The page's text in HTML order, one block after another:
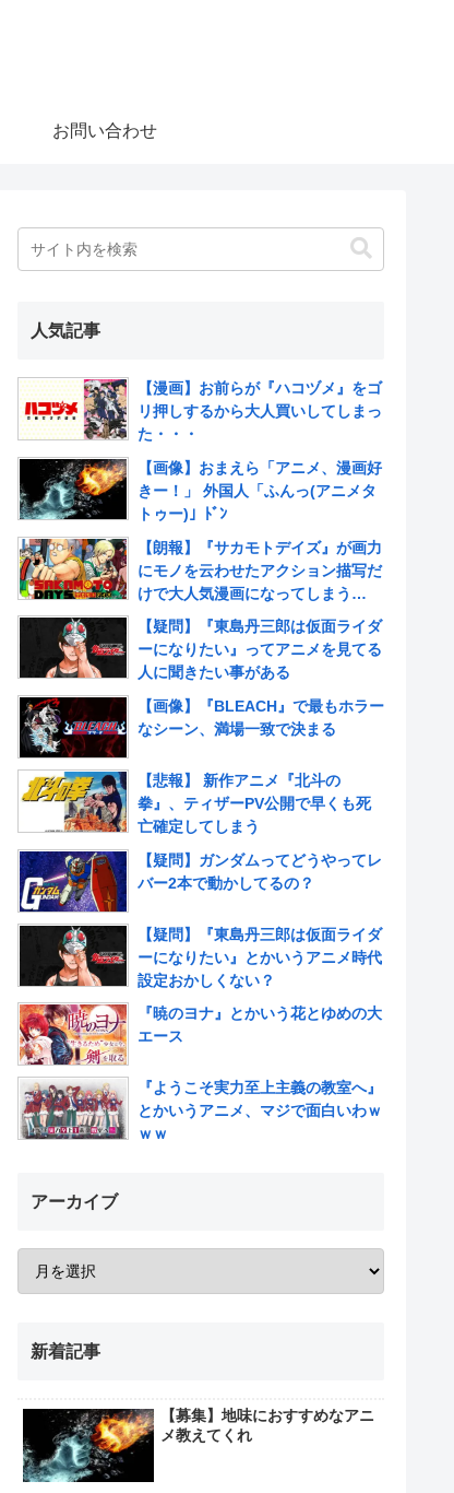
お問い合わせ
人気記事
【漫画】お前らが『ハコヅメ』をゴ
リ押しするから大人買いしてしまっ
た・・・
【画像】おまえら「アニメ、漫画好
きー！」 外国人「ふんっ(アニメタ
トゥー)」ﾄﾞﾝ
【朗報】『サカモトデイズ』が画力
にモノを云わせたアクション描写だ
けで大人気漫画になってしまう
www
【疑問】『東島丹三郎は仮面ライダ
ーになりたい』ってアニメを見てる
人に聞きたい事がある
【画像】『BLEACH』で最もホラー
なシーン、満場一致で決まる
【悲報】 新作アニメ『北斗の
拳』、ティザーPV公開で早くも死
亡確定してしまう
【疑問】ガンダムってどうやってレ
バー2本で動かしてるの？
【疑問】『東島丹三郎は仮面ライダ
ーになりたい』とかいうアニメ時代
設定おかしくない？
『暁のヨナ』とかいう花とゆめの大
エース
『ようこそ実力至上主義の教室へ』
とかいうアニメ、マジで面白いわｗ
ｗｗ
アーカイブ
新着記事
【募集】地味におすすめなアニ
メ教えてくれ